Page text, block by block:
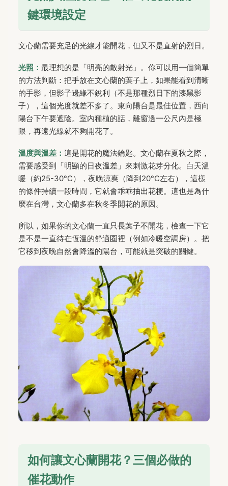
鍵環境設定
文心蘭需要充足的光線才能開花，但又不是直射的烈日。
光照： 最理想的是「明亮的散射光」。你可以用一個簡單
的方法判斷：把手放在文心蘭的葉子上，如果能看到清晰
的手影，但影子邊緣不銳利（不是那種烈日下的漆黑影
子），這個光度就差不多了。東向陽台是最佳位置，西向
陽台下午要遮陰。室內種植的話，離窗邊一公尺內是極
限，再遠光線就不夠開花了。
溫度與溫差： 這是開花的魔法鑰匙。文心蘭在夏秋之際，
需要感受到「明顯的日夜溫差」來刺激花芽分化。白天溫
暖（約25-30°C），夜晚涼爽（降到20°C左右），這樣
的條件持續一段時間，它就會乖乖抽出花梗。這也是為什
麼在台灣，文心蘭多在秋冬季開花的原因。
所以，如果你的文心蘭一直只長葉子不開花，檢查一下它
是不是一直待在恆溫的舒適圈裡（例如冷暖空調房）。把
它移到夜晚自然會降溫的陽台，可能就是突破的關鍵。
如何讓文心蘭開花？三個必做的
催花動作